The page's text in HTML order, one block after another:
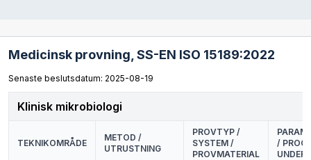
Medicinsk provning, SS-EN ISO 15189:2022
Senaste beslutsdatum: 2025-08-19
Klinisk mikrobiologi
TEKNIKOMRÅDE
METOD /
UTRUSTNING
PROVTYP /
SYSTEM /
PROVMATERIAL
/